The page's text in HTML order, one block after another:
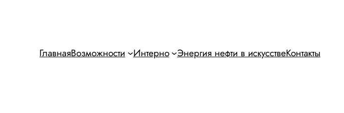
ГлавнаяВозможности Интерно Энергия нефти в искусствеКонтакты